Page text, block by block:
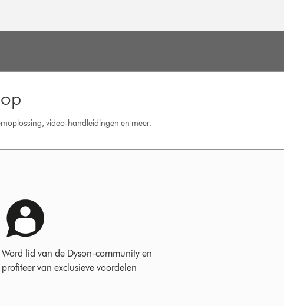
video-handleidingen en meer.
Word lid van de Dyson-community en
profiteer van exclusieve voordelen